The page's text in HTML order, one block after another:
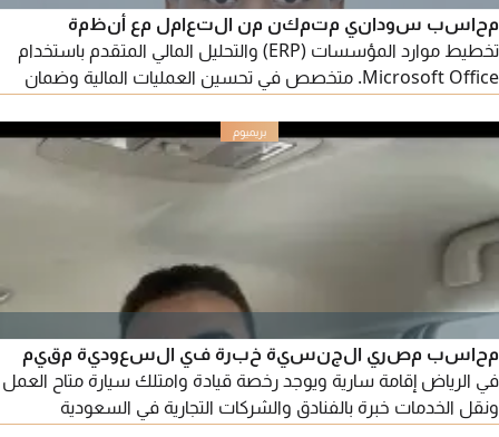
محاسب سوداني متمكن من التعامل مع أنظمة
تخطيط موارد المؤسسات (ERP) والتحليل المالي المتقدم باستخدام
Microsoft Office. متخصص في تحسين العمليات المالية وضمان
محاسب مصري الجنسية خبرة في السعودية مقيم
في الرياض إقامة سارية ويوجد رخصة قيادة وامتلك سيارة متاح العمل
ونقل الخدمات خبرة بالفنادق والشركات التجارية في السعودية